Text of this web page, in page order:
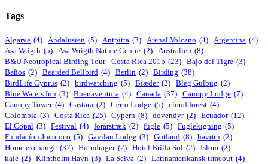
Tags
Algarve (4) Andalusien (5) Antpitta (3) Arenal Volcano (4) Argentina (4)
Asa Wrigth (5) Asa Wrigth Nature Centre (2) Australien (8)
B&U Neotropical Birding Tour - Costa Rica 2015 (23) Bajo del Tigre (3)
Baños (2) Bearded Bellbird (4) Berlin (2) Birding (38)
BirdLife Cyprus (2) birdwatching (5) Biæder (2) Bleg Gulbug (2)
Blue Waters Inn (3) Buenaventura (4) Canada (37) Canopy Lodge (7)
Canopy Tower (4) Castara (2) Cerro Lodge (5) cloud forest (4)
Colombia (3) Costa Rica (25) Cypern (8) dovendyr (2) Ecuador (12)
El Copal (3) Festival (4) forårstræk (2) fugle (5) Fuglekigning (5)
Fundacíon Jocotoco (5) Gavilan Lodge (3) Gotland (8) havørn (2)
Home exchange (37) Horndrager (2) Hotel Brilla Sol (2) Islom (2)
kale (2) Klintholm Havn (3) La Selva (2) Latinamerikansk timeout (4)